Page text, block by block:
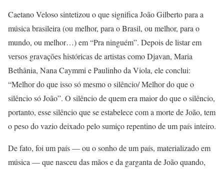
Caetano Veloso sintetizou o que significa João Gilberto para a
música brasileira (ou melhor, para o Brasil, ou melhor, para o
mundo, ou melhor…) em “Pra ninguém”. Depois de listar em
versos gravações históricas de artistas como Djavan, Maria
Bethânia, Nana Caymmi e Paulinho da Viola, ele conclui:
“Melhor do que isso só mesmo o silêncio/ Melhor do que o
silêncio só João”. O silêncio de quem era maior do que o silêncio,
portanto, esse silêncio que se estabelece com a morte de João, tem
o peso do vazio deixado pelo sumiço repentino de um país inteiro.
De fato, foi um país — ou o sonho de um país, materializado em
música — que nasceu das mãos e da garganta de João quando,